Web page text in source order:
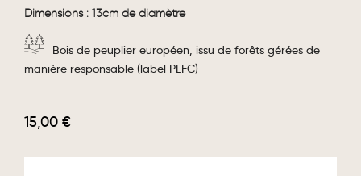
Dimensions : 13cm de diamètre
Bois de peuplier européen, issu de forêts gérées de
manière responsable (label PEFC)
15,00 €